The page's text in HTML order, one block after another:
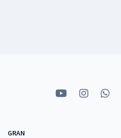
GRAN